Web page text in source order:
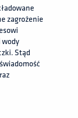
zagrożenie
wody
Stąd